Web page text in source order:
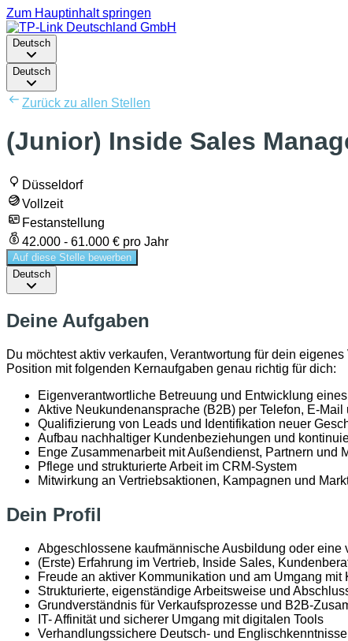
Zum Hauptinhalt springen
Deutsch
Deutsch
Zurück zu allen Stellen
(Junior) Inside Sales
Düsseldorf
Vollzeit
Festanstellung
42.000 - 61.000 € pro Jahr
Auf diese Stelle bewerben
Deutsch
Deine Aufgaben
Du möchtest aktiv verkaufen, Verantwortung für dein
Position mit folgenden Kernaufgaben genau richtig für dich:
Eigenverantwortliche Betreuung und Entwicklung
Aktive Neukundenansprache (B2B) per Telefon, E-
Qualifizierung von Leads und Identifikation neuer
Aufbau nachhaltiger Kundenbeziehungen und
Enge Zusammenarbeit mit Außendienst, Partnern und
Pflege und strukturierte Arbeit im CRM-System
Mitwirkung an Vertriebsaktionen, Kampagnen und
Dein Profil
Abgeschlossene kaufmännische Ausbildung oder eine
(Erste) Erfahrung im Vertrieb, Inside Sales,
Freude an aktiver Kommunikation und am Umgang mit
Strukturierte, eigenständige Arbeitsweise und
Grundverständnis für Verkaufsprozesse und B2B-
IT- Affinität und sicherer Umgang mit digitalen Tools
Verhandlungssichere Deutsch- und